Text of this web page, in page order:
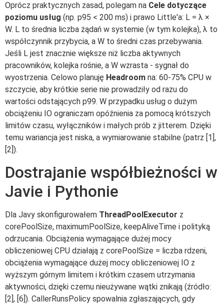
Oprócz praktycznych zasad, polegam na Cele dotyczące
poziomu usług (np. p95 < 200 ms) i prawo Little'a: L = λ ×
W. L to średnia liczba żądań w systemie (w tym kolejka), λ to
współczynnik przybycia, a W to średni czas przebywania.
Jeśli L jest znacznie większe niż liczba aktywnych
pracowników, kolejka rośnie, a W wzrasta - sygnał do
wyostrzenia. Celowo planuję Headroom na: 60-75% CPU w
szczycie, aby krótkie serie nie prowadziły od razu do
wartości odstających p99. W przypadku usług o dużym
obciążeniu IO ograniczam opóźnienia za pomocą krótszych
limitów czasu, wyłączników i małych prób z jitterem. Dzięki
temu wariancja jest niska, a wymiarowanie stabilne (patrz [1],
[2]).
Dostrajanie współbieżności w
Javie i Pythonie
Dla Javy skonfigurowałem ThreadPoolExecutor z
corePoolSize, maximumPoolSize, keepAliveTime i polityką
odrzucania. Obciążenia wymagające dużej mocy
obliczeniowej CPU działają z corePoolSize = liczba rdzeni,
obciążenia wymagające dużej mocy obliczeniowej IO z
wyższym górnym limitem i krótkim czasem utrzymania
aktywności, dzięki czemu nieużywane wątki znikają (źródło:
[2], [6]). CallerRunsPolicy spowalnia zgłaszających, gdy